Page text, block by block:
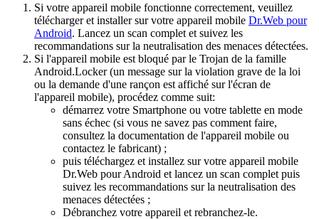
Si votre appareil mobile fonctionne correctement, veuillez
télécharger et installer sur votre appareil mobile Dr.Web pour
Android. Lancez un scan complet et suivez les
recommandations sur la neutralisation des menaces détectées.
Si l'appareil mobile est bloqué par le Trojan de la famille
Android.Locker (un message sur la violation grave de la loi
ou la demande d'une rançon est affiché sur l'écran de
l'appareil mobile), procédez comme suit:
démarrez votre Smartphone ou votre tablette en mode
sans échec (si vous ne savez pas comment faire,
consultez la documentation de l'appareil mobile ou
contactez le fabricant) ;
puis téléchargez et installez sur votre appareil mobile
Dr.Web pour Android et lancez un scan complet puis
suivez les recommandations sur la neutralisation des
menaces détectées ;
Débranchez votre appareil et rebranchez-le.